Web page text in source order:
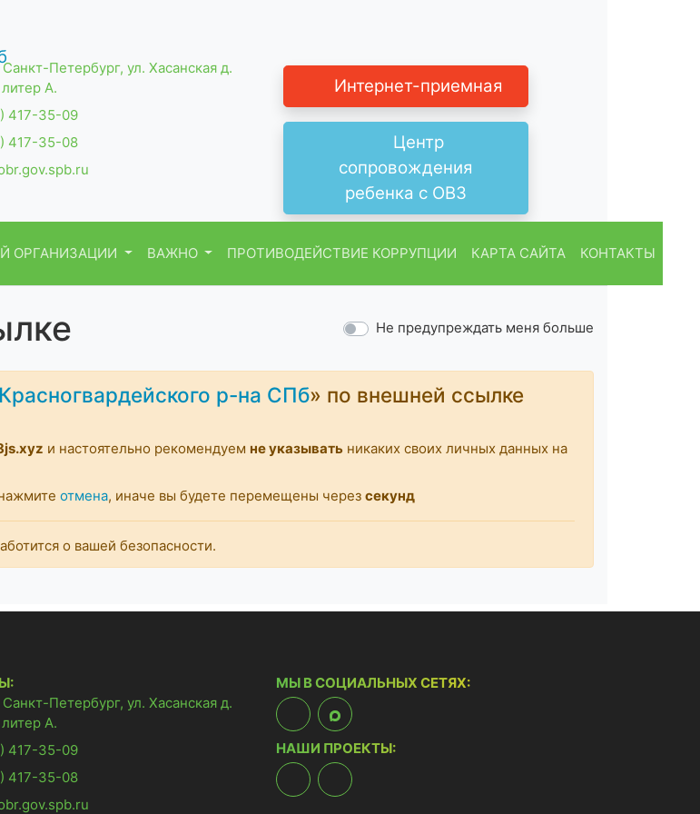
Петербург, ул. Хасанская д.
А.
417-35-09
417-35-08
Интернет-приемная
Центр
сопровождения
ребенка с ОВЗ
ОРГАНИЗАЦИИ ВАЖНО ПРОТИВОДЕЙСТВИЕ КОРРУПЦИИ КАРТА САЙТА КОНТАКТЫ
Не предупреждать меня больше
р-на СПб» по внешней ссылке
и настоятельно рекомендуем не указывать никаких своих личных данных на
отмена, иначе вы будете перемещены через секунд
о вашей безопасности.
Петербург, ул. Хасанская д.
А.
417-35-09
417-35-08
МЫ В СОЦИАЛЬНЫХ СЕТЯХ:
НАШИ ПРОЕКТЫ: